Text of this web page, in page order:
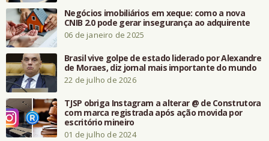
Negócios imobiliários em xeque: como a nova
CNIB 2.0 pode gerar insegurança ao adquirente
06 de janeiro de 2025
Brasil vive golpe de estado liderado por Alexandre
de Moraes, diz jornal mais importante do mundo
22 de julho de 2026
TJSP obriga Instagram a alterar @ de Construtora
com marca registrada após ação movida por
escritório mineiro
01 de julho de 2024